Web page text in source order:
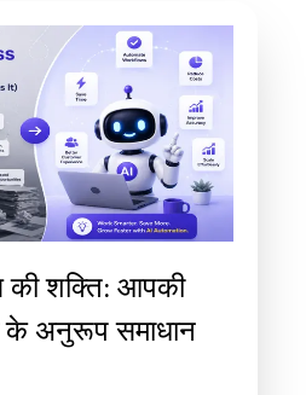
की शक्ति: आपकी
अनुरूप समाधान